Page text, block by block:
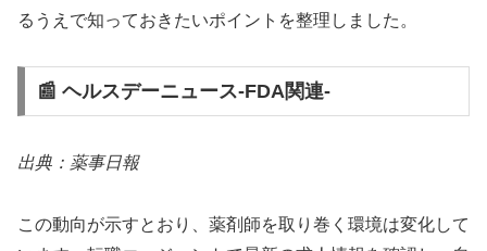
るうえで知っておきたいポイントを整理しました。
📰 ヘルスデーニュース‐FDA関連‐
出典：薬事日報
この動向が示すとおり、薬剤師を取り巻く環境は変化して